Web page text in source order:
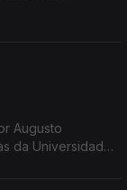
Augusto
da Universidade